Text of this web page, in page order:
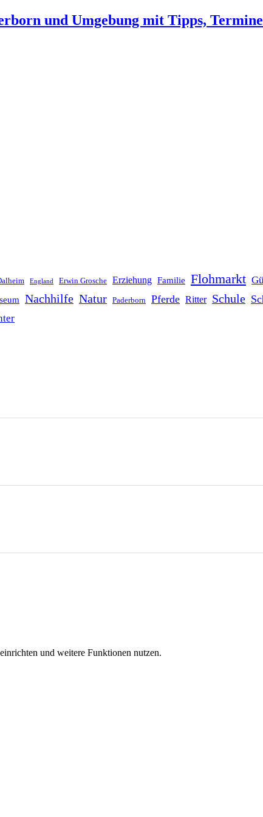
und Umgebung mit Tipps,
England Erwin Grosche Erziehung Familie Flohmarkt
Nachhilfe Natur Paderborn Pferde Ritter Schule
und weitere Funktionen nutzen.